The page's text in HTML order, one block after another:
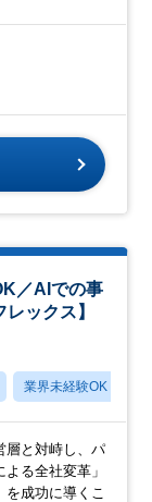
／AIでの事
ックス】
業界未経験OK
と対峙し、パ
る全社変革」
成功に導くこ